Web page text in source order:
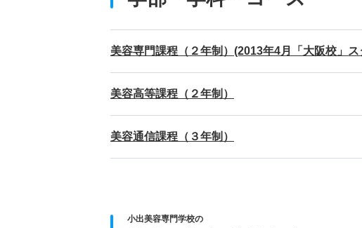
美容専門課程（２年制）(2013年4月「大阪校」ス
美容高等課程（２年制）
美容通信課程（３年制）
小出美容専門学校の